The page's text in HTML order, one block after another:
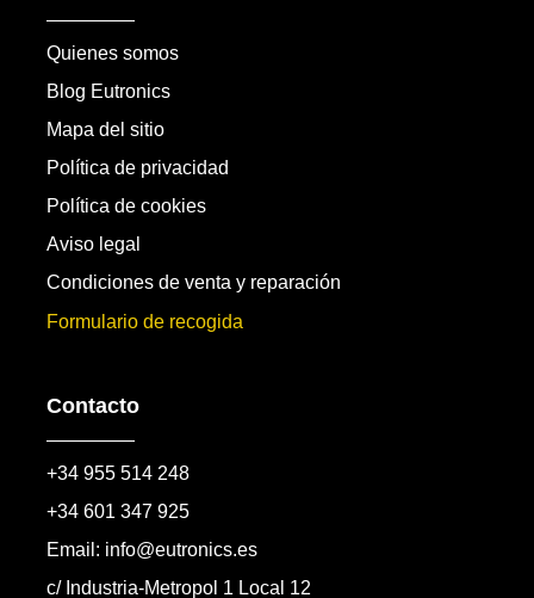
Quienes somos
Blog Eutronics
Mapa del sitio
Política de privacidad
Política de cookies
Aviso legal
Condiciones de venta y reparación
Formulario de recogida
Contacto
+34 955 514 248
+34 601 347 925
Email: info@eutronics.es
c/ Industria-Metropol 1 Local 12